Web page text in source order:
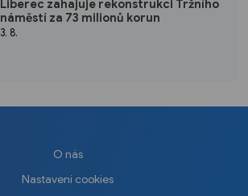
Liberec zahajuje rekonstrukci Tržního
náměstí za 73 milionů korun
3. 8.
O nás
Nastavení cookies